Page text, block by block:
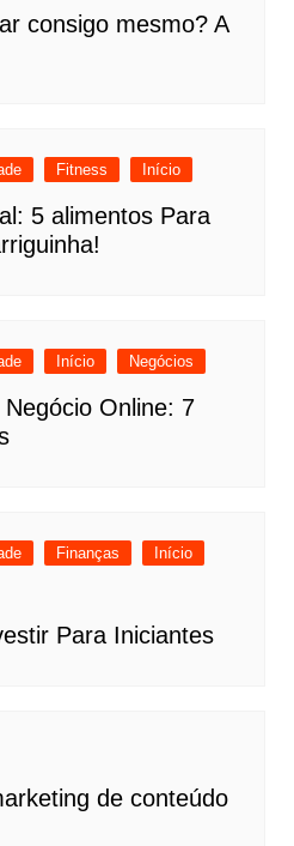
consigo mesmo? A
Fitness Início
5 alimentos Para
Início Negócios
Online: 7
Finanças
Início
Para Iniciantes
de conteúdo